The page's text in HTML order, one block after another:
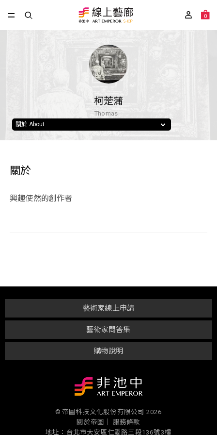
0
柯萣蒲
Thomas
關於 About
關於
興趣使然的創作者
購物說明
藝術家問答集
藝術家線上申請
© 帝圖科技文化股份有限公司 2026
關於帝圖｜
服務條款
地址：台北市大安區仁愛路三段136號3樓